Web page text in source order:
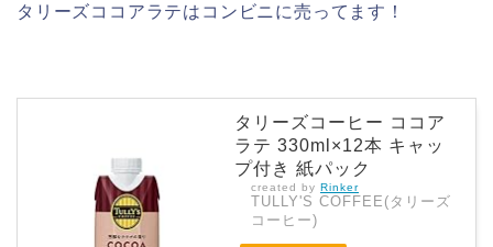
タリーズココアラテはコンビニに売ってます！
タリーズコーヒー ココア
ラテ 330ml×12本 キャッ
プ付き 紙パック
created by Rinker
TULLY'S COFFEE(タリーズ
コーヒー)